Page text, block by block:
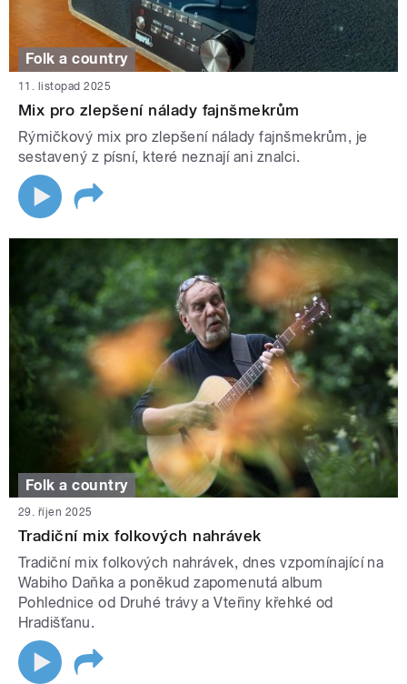
Folk a country
11. listopad 2025
Mix pro zlepšení nálady fajnšmekrům
Rýmičkový mix pro zlepšení nálady fajnšmekrům, je
sestavený z písní, které neznají ani znalci.
Folk a country
29. říjen 2025
Tradiční mix folkových nahrávek
Tradiční mix folkových nahrávek, dnes vzpomínající na
Wabiho Daňka a poněkud zapomenutá album
Pohlednice od Druhé trávy a Vteřiny křehké od
Hradišťanu.